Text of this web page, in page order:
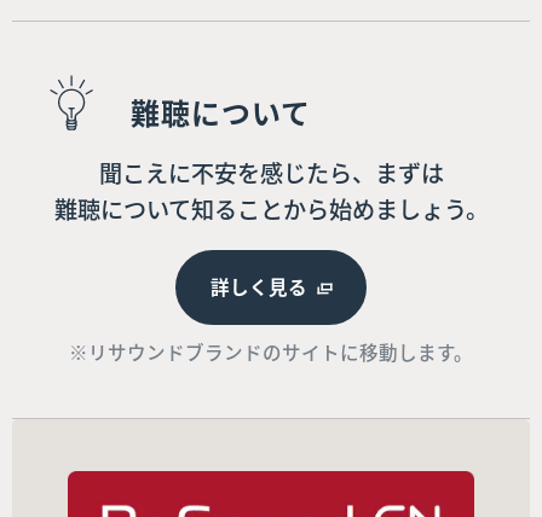
難聴について
聞こえに不安を感じたら、まずは
難聴について知ることから始めましょう。
詳しく見る
※リサウンドブランドのサイトに移動します。